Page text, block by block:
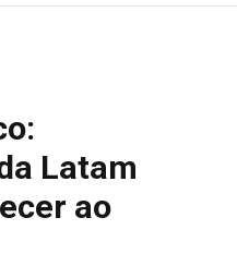
Latam
ao